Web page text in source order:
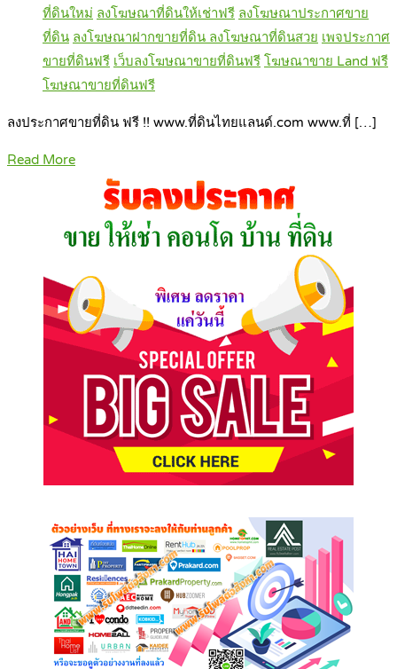
ที่ดินใหม่ ลงโฆษณาที่ดินให้เช่าฟรี ลงโฆษณาประกาศขาย
ที่ดิน ลงโฆษณาฝากขายที่ดิน ลงโฆษณาที่ดินสวย เพจประกาศ
ขายที่ดินฟรี เว็บลงโฆษณาขายที่ดินฟรี โฆษณาขาย Land ฟรี
โฆษณาขายที่ดินฟรี
ลงประกาศขายที่ดิน ฟรี !! www.ที่ดินไทยแลนด์.com www.ที่ […]
Read More